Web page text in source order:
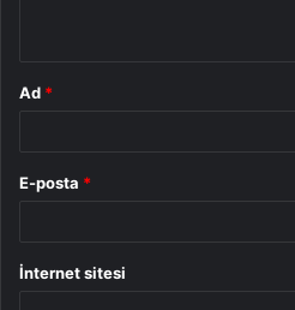
Ad *
E-posta *
İnternet sitesi